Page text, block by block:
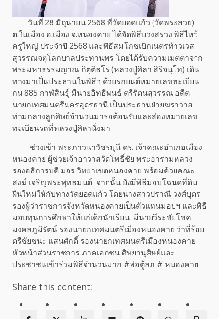
วันที่ 28 มิถุนายน 2568 ที่วัดยอดแก้ว (วัดพระสวย)
ต.ในเมือง อ.เมือง จ.หนองคาย ได้จัดพิธีบวงสรวง พิธีไหว้
ครูใหญ่ ประจำปี 2568 และพิธีสมโภชเบิกเนตรท้าวเวส
สุวรรณจตุโลกบาลประทานพร โดยได้รับความเมตตาจาก
พระมหาธรรมญาณ กิตฺติธโร (หลวงปู่ศิลา สิริจนฺโท) เดิน
ทางมาเป็นประธานในพิธีฯ ด้วยรถยนต์หมายเลขทะเบียน
กน 885 กาฬสินธุ์ มีนายอิทธิพนธ์ ตรีรัตนสุวรรณ อดีต
นายกเทศมนตรีนครอุดรธานี เป็นประธานฝ่ายฆราวาส
ท่ามกลางลูกศิษย์จำนวนมารอต้อนรับและส่องหมายเลข
ทะเบียนรถที่หลวงปู่ศิลานั่งมา
ช่วงเข้า พระภาวนาวัชรมุนี ดร. เจ้าคณะอำเภอเมือง
หนองคาย ผู้ช่วยเจ้าอาวาสวัดโพธิ์ชัย พระอารามหลวง
รองอธิการบดี มจร วิทยาเขตหนองคาย พร้อมด้วยคณะ
สงฆ์ เจริญพระพุทธมนต์ จากนั้น ยังมีพิธีมอบโฉนดที่ดิน
ผืนใหม่ให้กับทางวัดยอดแก้ว โดยนางสาวปราณี วงศ์บุตร
รองผู้ว่าราชการจังหวัดหนองคายเป็นตัวแทนมอบฯ และพิธี
มอบทุนการศึกษาให้แก่เด็กนักเรียน มีนายวีระชัยโชค
มงคลภูมิรัตน์ รองนายกเทศมนตรีเมืองหนองคาย ว่าที่ร้อย
ตรีชัยชนะ แสนศักดิ์ รองนายกเทศมนตรีเมืองหนองคาย
หัวหน้าส่วนราชการ ภาคเอกชน ศิษยานุศิษย์และ
ประชาชนเข้าร่วมพิธีจำนวนมาก #พ่อตู้ลภ # หนองคาย
Share this content: